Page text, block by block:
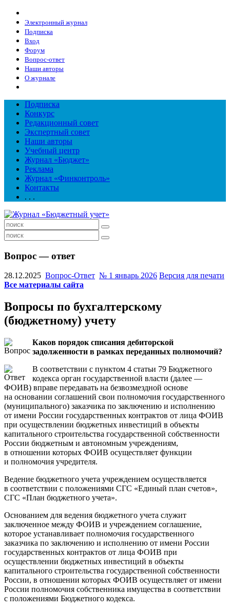
Электронный журнал
Подписка
Вход
Форум
Вопрос-ответ
Наши авторы
О журнале
Подписка
Конкурс
Редакционный совет
Экспертный совет
Наши авторы
Учебный центр
Журнал «Бюджет»
Реклама
Журнал «Финконтроль»
Контакты
. . .
Вопрос — ответ
28.12.2025 Вопрос-Ответ № 1 январь 2026 Версия для печати
Все материалы сайта
Вопросы по бухгалтерскому
(бюджетному) учету
Каков порядок списания дебиторской
задолженности в рамках переданных полномочий?
В соответствии с пунктом 4 статьи 79 Бюджетного
кодекса орган государственной власти (далее —
ФОИВ) вправе передавать на безвозмездной основе
на основании соглашений свои полномочия государственного
(муниципального) заказчика по заключению и исполнению
от имени России государственных контрактов от лица ФОИВ
при осуществлении бюджетных инвестиций в объекты
капитального строительства государственной собственности
России бюджетным и автономным учреждениям,
в отношении которых ФОИВ осуществляет функции
и полномочия учредителя.
Ведение бюджетного учета учреждением осуществляется
в соответствии с положениями СГС «Единый план счетов»,
СГС «План бюджетного учета».
Основанием для ведения бюджетного учета служит
заключенное между ФОИВ и учреждением соглашение,
которое устанавливает полномочия государственного
заказчика по заключению и исполнению от имени России
государственных контрактов от лица ФОИВ при
осуществлении бюджетных инвестиций в объекты
капитального строительства государственной собственности
России, в отношении которых ФОИВ осуществляет от имени
России полномочия собственника имущества в соответствии
с положениями Бюджетного кодекса.